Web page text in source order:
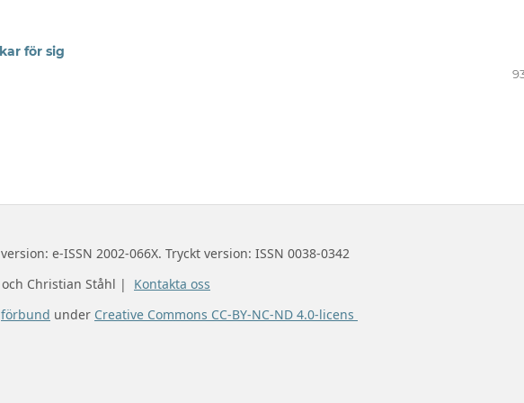
för sig
e-ISSN 2002-066X. Tryckt version: ISSN 0038-0342
Christian Ståhl | Kontakta oss
under Creative Commons CC-BY-NC-ND 4.0-licens